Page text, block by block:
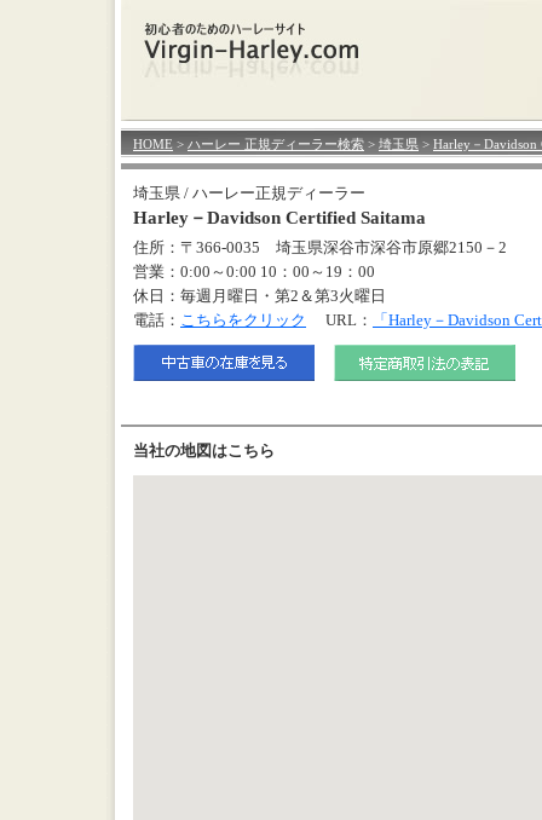
HOME > ハーレー 正規ディーラー検索 > 埼玉県 > Harley－Davidson
埼玉県 / ハーレー正規ディーラー
Harley－Davidson Certified Saitama
住所：〒366-0035 埼玉県深谷市深谷市原郷2150－2
営業：0:00～0:00 10：00～19：00
休日：毎週月曜日・第2＆第3火曜日
電話： こちらをクリック URL： 「Harley－Davidson
当社の地図はこちら